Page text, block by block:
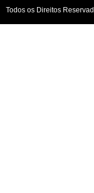
Todos os Direitos